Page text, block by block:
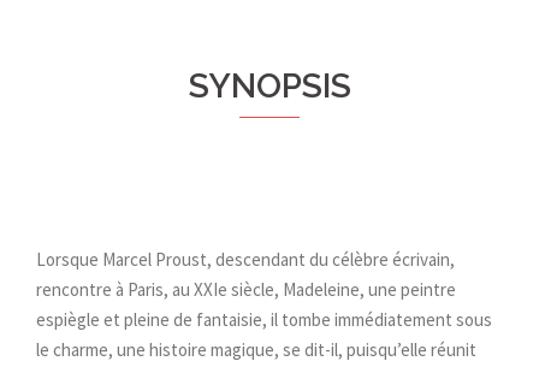
SYNOPSIS
Lorsque Marcel Proust, descendant du célèbre écrivain,
rencontre à Paris, au XXIe siècle, Madeleine, une peintre
espiègle et pleine de fantaisie, il tombe immédiatement sous
le charme, une histoire magique, se dit-il, puisqu’elle réunit